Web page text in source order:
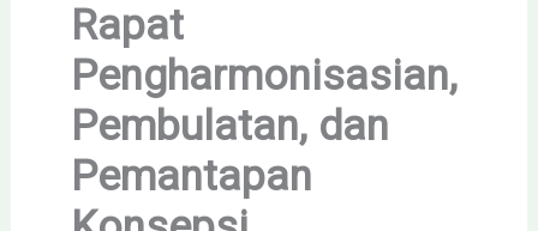
Rapat
Pengharmonisasian,
Pembulatan, dan
Pemantapan